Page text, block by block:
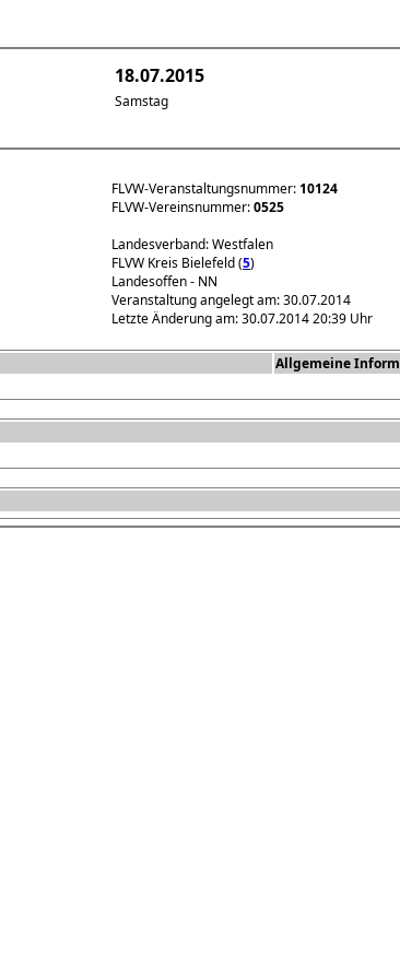
18.07.2015
Samstag
FLVW-Veranstaltungsnummer:10124
FLVW-Vereinsnummer:0525
Landesverband: Westfalen
FLVW Kreis Bielefeld (5)
Landesoffen - NN
Veranstaltung angelegt am: 30.07.2014
Letzte Änderung am: 30.07.2014 20:39 Uhr
Allgemeine